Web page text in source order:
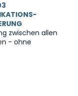
zwischen allen
- ohne